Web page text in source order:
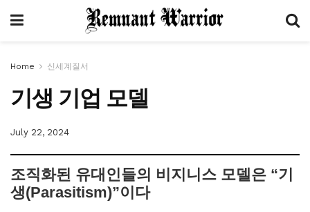
Home 신세계질서
기생 기업 모델
July 22, 2024
조직화된 유대인들의 비지니스 모델은 “기
생(Parasitism)”이다